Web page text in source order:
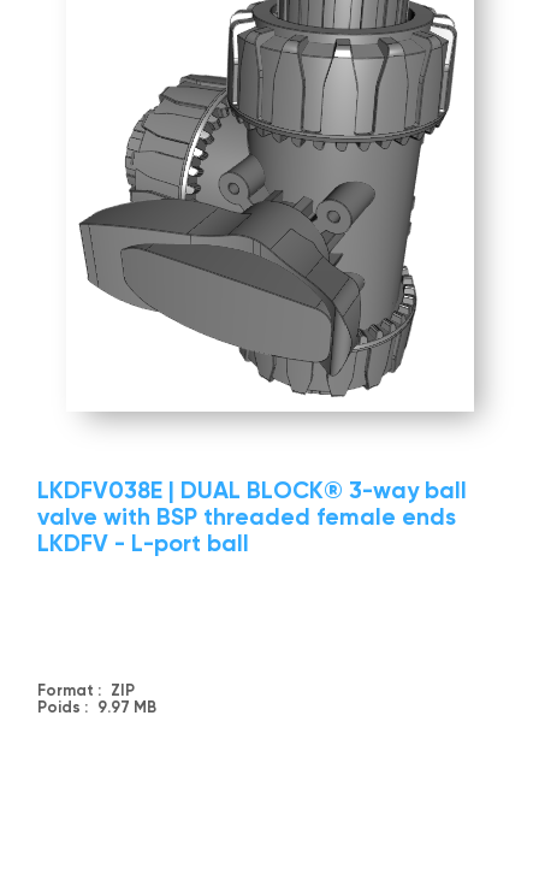
LKDFV038E | DUAL BLOCK® 3-way ball
valve with BSP threaded female ends
LKDFV - L-port ball
Format : ZIP
Poids : 9.97 MB